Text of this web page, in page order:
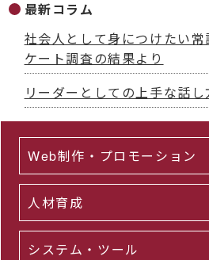
最新コラム
社会人として身につけたい
ケート調査の結果より
リーダーとしての上手な話
Web制作・プロモーション
人材育成
システム・ツール